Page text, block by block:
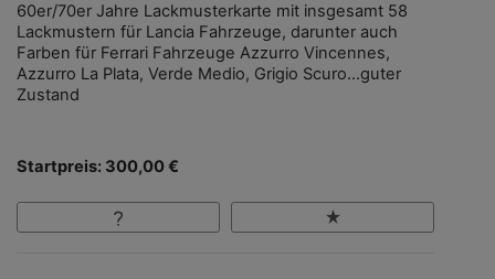
60er/70er Jahre Lackmusterkarte mit insgesamt 58
Lackmustern für Lancia Fahrzeuge, darunter auch
Farben für Ferrari Fahrzeuge Azzurro Vincennes,
Azzurro La Plata, Verde Medio, Grigio Scuro...guter
Zustand
Startpreis: 300,00 €